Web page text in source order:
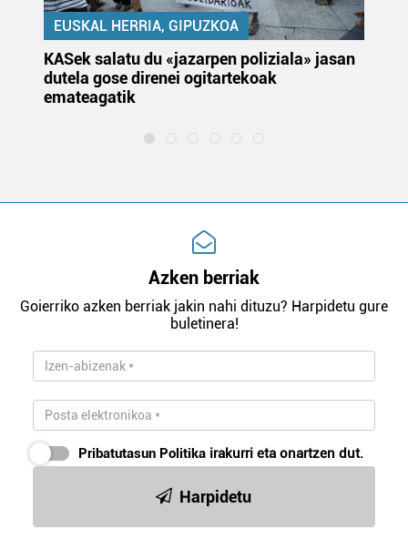
EUSKAL HERRIA, GIPUZKOA
KASek salatu du «jazarpen poliziala» jasan
dutela gose direnei ogitartekoak
emateagatik
Azken berriak
Goierriko azken berriak jakin nahi dituzu? Harpidetu gure
buletinera!
Pribatutasun Politika irakurri eta onartzen dut.
Harpidetu